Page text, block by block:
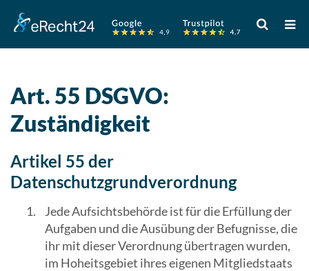
Verwende
die
Pfeile
Drücke
die
Art. 55 DSGVO:
Zuständigkeit
Artikel 55 der
Datenschutzgrundverordnung
Jede Aufsichtsbehörde ist für die Erfüllung der
Aufgaben und die Ausübung der Befugnisse, die
ihr mit dieser Verordnung übertragen wurden,
im Hoheitsgebiet ihres eigenen Mitgliedstaats